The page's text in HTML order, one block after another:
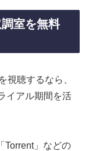
室を無料
視聴するなら、
イアル期間を活
Torrent」などの